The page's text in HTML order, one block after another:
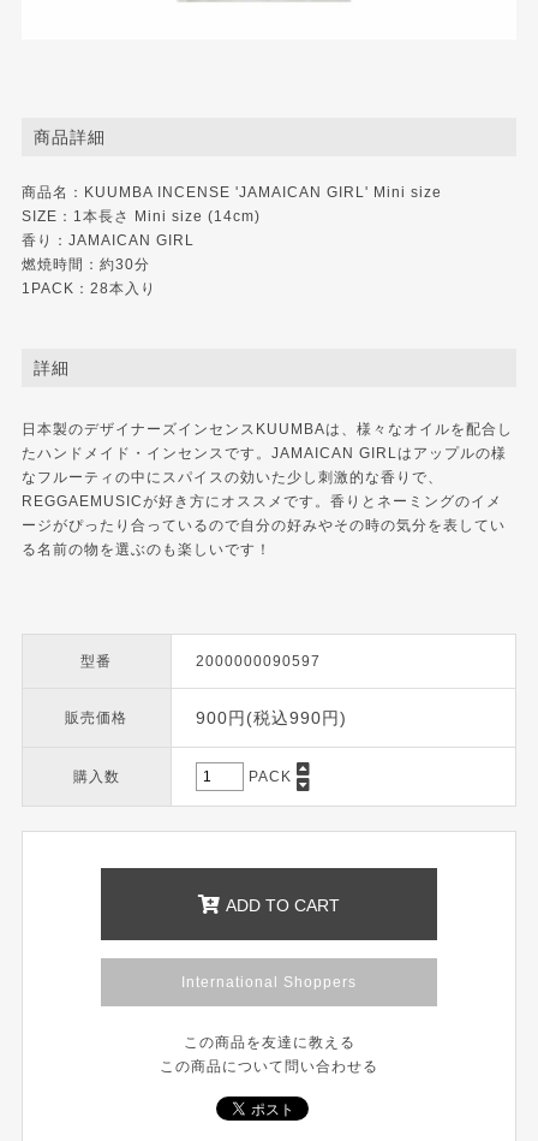
商品詳細
商品名：KUUMBA INCENSE 'JAMAICAN GIRL' Mini size
SIZE：1本長さ Mini size (14cm)
香り：JAMAICAN GIRL
燃焼時間：約30分
1PACK：28本入り
詳細
日本製のデザイナーズインセンスKUUMBAは、様々なオイルを配合し
たハンドメイド・インセンスです。JAMAICAN GIRLはアップルの様
なフルーティの中にスパイスの効いた少し刺激的な香りで、
REGGAEMUSICが好き方にオススメです。香りとネーミングのイメ
ージがぴったり合っているので自分の好みやその時の気分を表してい
る名前の物を選ぶのも楽しいです！
型番 2000000090597
販売価格 900円(税込990円)
購入数 PACK
ADD TO CART
International Shoppers
この商品を友達に教える
この商品について問い合わせる